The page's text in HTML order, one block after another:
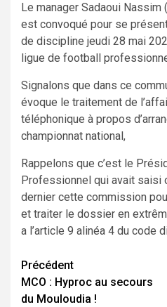
Le manager Sadaoui Nassim
est convoqué pour se
de discipline jeudi 28 mai
ligue de football
Signalons que dans ce
évoque le traitement de
téléphonique à propos
championnat national,
Rappelons que c’est le
Professionnel qui avait saisi
dernier cette commission
et traiter le dossier en
a l’article 9 alinéa 4 du code
Navigation
d’article
Précédent
MCO : Hyproc au secours
du Mouloudia !